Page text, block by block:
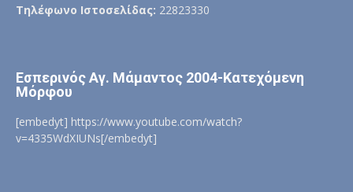
Τηλέφωνο Ιστοσελίδας: 22823330
Εσπερινός Αγ. Μάμαντος 2004-Κατεχόμενη
Μόρφου
[embedyt] https://www.youtube.com/watch?
v=4335WdXIUNs[/embedyt]